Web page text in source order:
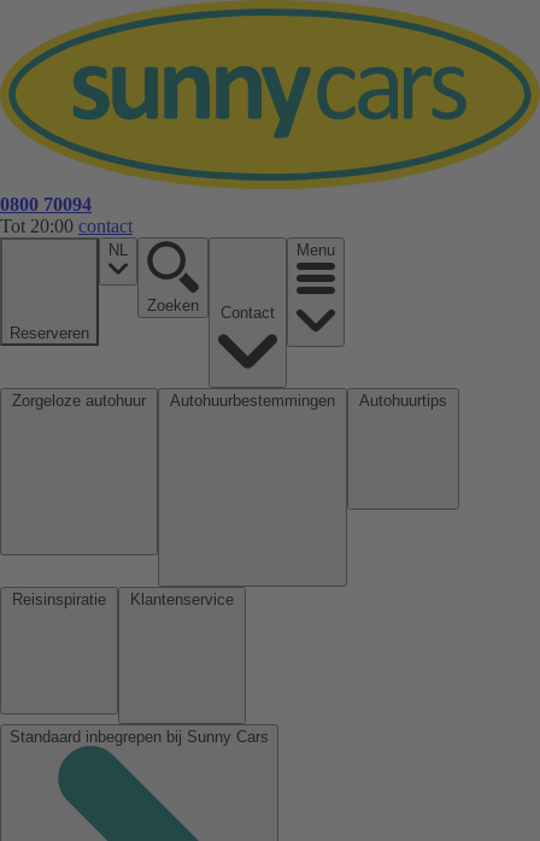
0800 70094
Tot 20:00 contact
Reserveren
NL
Zoeken
Menu
Standaard inbegrepen bij Sunny Cars